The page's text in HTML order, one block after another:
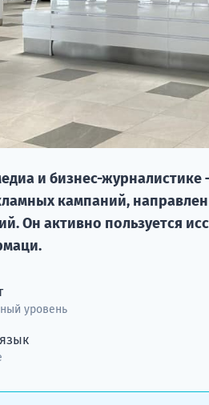
и бизнес-
кампаний,
Он активно пользуется
уровень